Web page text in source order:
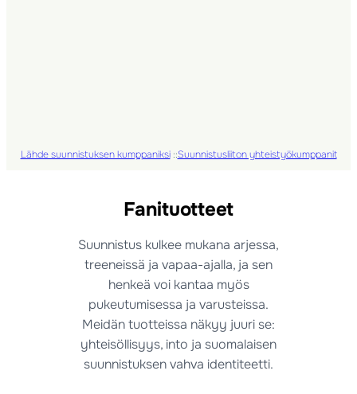
Lähde suunnistuksen kumppaniksi::Suunnistusliiton yhteistyökumppanit
Fanituotteet
Suunnistus kulkee mukana arjessa,
treeneissä ja vapaa-ajalla, ja sen
henkeä voi kantaa myös
pukeutumisessa ja varusteissa.
Meidän tuotteissa näkyy juuri se:
yhteisöllisyys, into ja suomalaisen
suunnistuksen vahva identiteetti.